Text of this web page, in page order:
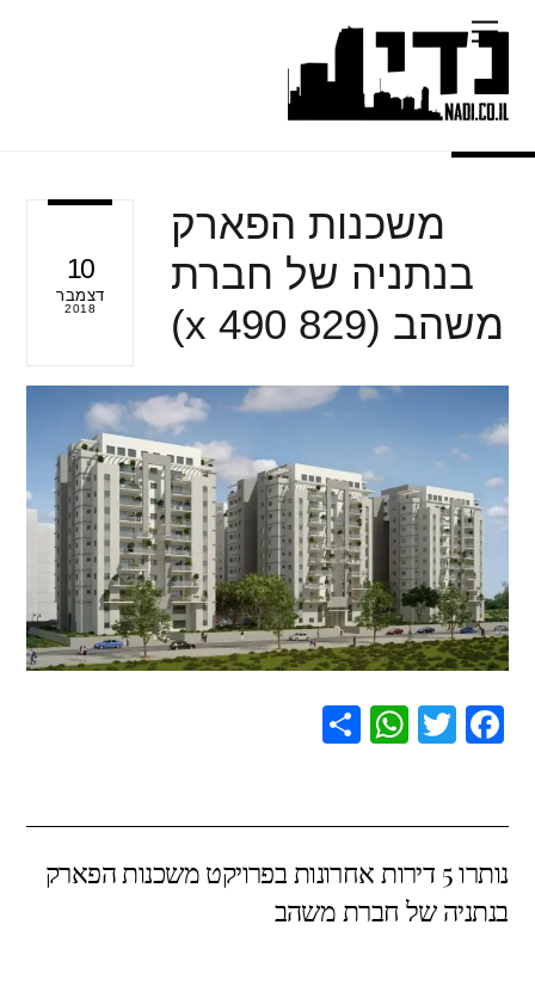
content
Menu
10
דצמבר
2018
משכנות הפארק
בנתניה של חברת
משהב (829 x 490)
F
e
b
o
T
er
W
s
A
p
e
נותרו 5 דירות אחרונות בפרויקט משכנות הפארק
בנתניה של חברת משהב